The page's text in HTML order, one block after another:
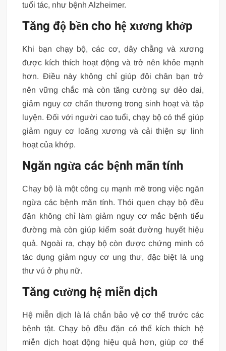
tuổi tác, như bệnh Alzheimer.
Tăng độ bền cho hệ xương khớp
Khi bạn chạy bộ, các cơ, dây chằng và xương
được kích thích hoạt động và trở nên khỏe mạnh
hơn. Điều này không chỉ giúp đôi chân bạn trở
nên vững chắc mà còn tăng cường sự dẻo dai,
giảm nguy cơ chấn thương trong sinh hoạt và tập
luyện. Đối với người cao tuổi, chạy bộ có thể giúp
giảm nguy cơ loãng xương và cải thiện sự linh
hoạt của khớp.
Ngăn ngừa các bệnh mãn tính
Chạy bộ là một công cụ mạnh mẽ trong việc ngăn
ngừa các bệnh mãn tính. Thói quen chạy bộ đều
đặn không chỉ làm giảm nguy cơ mắc bệnh tiểu
đường mà còn giúp kiểm soát đường huyết hiệu
quả. Ngoài ra, chạy bộ còn được chứng minh có
tác dụng giảm nguy cơ ung thư, đặc biệt là ung
thư vú ở phụ nữ.
Tăng cường hệ miễn dịch
Hệ miễn dịch là lá chắn bảo vệ cơ thể trước các
bệnh tật. Chạy bộ đều đặn có thể kích thích hệ
miễn dịch hoạt động hiệu quả hơn, giúp cơ thể